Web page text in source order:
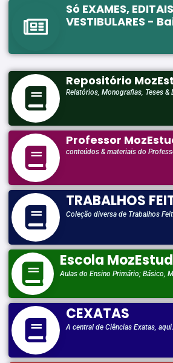
Só EXAMES,
VESTIBULARES -
Repositório
Relatórios, Monografias, Teses &
Professor
conteúdos & materiais do
TRABALHOS
Coleção diversa de Trabalhos
Escola
Aulas do Ensino Primário; Básico,
CEXATAS
A central de Ciências Exatas,